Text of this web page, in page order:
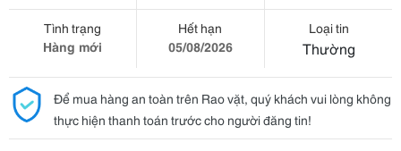
Tình trạng
Hàng mới
Hết hạn
05/08/2026
Loại tin
Thường
Để mua hàng an toàn trên Rao vặt, quý khách vui lòng không
thực hiện thanh toán trước cho người đăng tin!